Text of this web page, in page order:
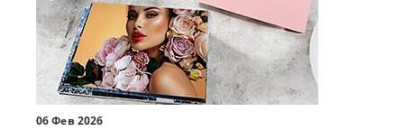
06 Фев 2026